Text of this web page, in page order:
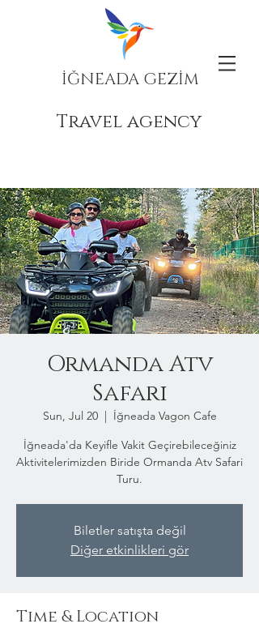
İĞNEADA GEZİM
Travel agency
Ormanda Atv
Safari
Sun, Jul 20
  |
İğneada Vagon Cafe
İğneada'da Keyifle Vakit Geçirebileceğiniz
Aktivitelerimizden Biride Ormanda Atv Safari
Turu.
Biletler satışta değil
Diğer etkinlikleri gör
Time & Location